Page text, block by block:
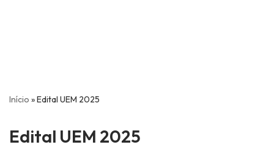
Início »Edital UEM 2025
Edital UEM 2025